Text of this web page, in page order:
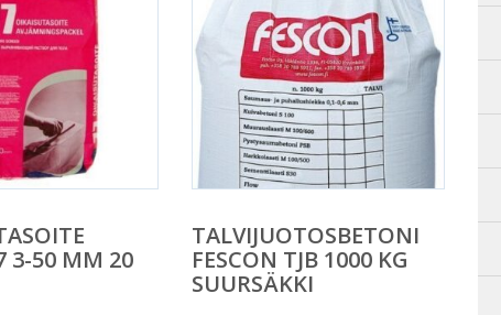
3-50 MM 20
TALVIJUOTOSBETONI
FESCON TJB 1000 KG
SUURSÄKKI